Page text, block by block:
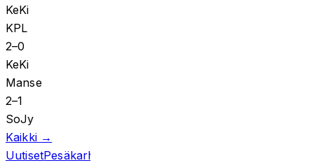
KeKi
KPL
2–0
KeKi
Manse
2–1
SoJy
Kaikki →
UutisetPesäkarhut